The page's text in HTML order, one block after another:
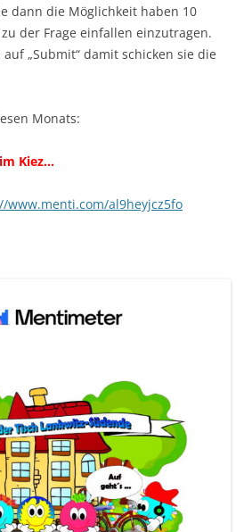
dann die Möglichkeit haben 10
der Frage einfallen einzutragen.
„Submit“ damit schicken sie die
Monats:
Kiez…
www.menti.com/al9heyjcz5fo